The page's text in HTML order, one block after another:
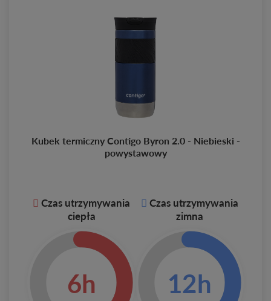
Kubek termiczny Contigo Byron 2.0 - Niebieski -
powystawowy
Czas utrzymywania
ciepła
6h
Czas utrzymywania
zimna
12h